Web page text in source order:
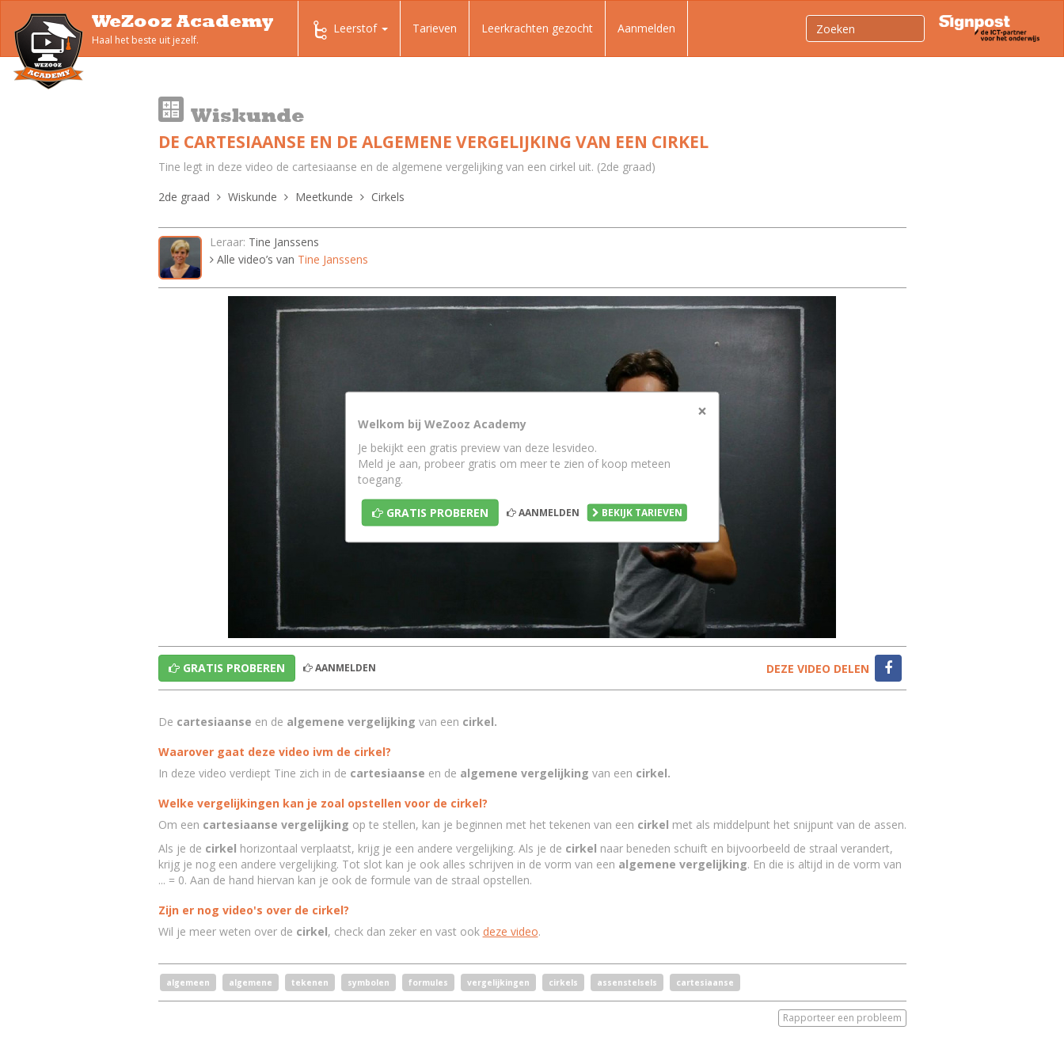
WeZooz Academy
Haal het beste uit jezelf.
Leerstof Tarieven Leerkrachten gezocht Aanmelden
Wiskunde
DE CARTESIAANSE EN DE ALGEMENE VERGELIJKING VAN EEN CIRKEL
Tine legt in deze video de cartesiaanse en de algemene vergelijking van een cirkel uit. (2de graad)
2de graad
Wiskunde Meetkunde Cirkels
Leraar: Tine Janssens
Alle video’s van Tine Janssens
×
Welkom bij WeZooz Academy
Je bekijkt een gratis preview van deze lesvideo.
Meld je aan, probeer gratis om meer te zien of koop meteen
toegang.
GRATIS PROBEREN AANMELDEN BEKIJK TARIEVEN
GRATIS PROBEREN AANMELDEN DEZE VIDEO DELEN
De cartesiaanse en de algemene vergelijking van een cirkel.
Waarover gaat deze video ivm de cirkel?
In deze video verdiept Tine zich in de cartesiaanse en de algemene vergelijking van een cirkel.
Welke vergelijkingen kan je zoal opstellen voor de cirkel?
Om een cartesiaanse vergelijking op te stellen, kan je beginnen met het tekenen van een cirkel met als middelpunt het snijpunt van de assen.
Als je de cirkel horizontaal verplaatst, krijg je een andere vergelijking. Als je de cirkel naar beneden schuift en bijvoorbeeld de straal verandert,
krijg je nog een andere vergelijking. Tot slot kan je ook alles schrijven in de vorm van een algemene vergelijking. En die is altijd in de vorm van
... = 0. Aan de hand hiervan kan je ook de formule van de straal opstellen.
Zijn er nog video's over de cirkel?
Wil je meer weten over de cirkel, check dan zeker en vast ook deze video.
algemeen algemene tekenen symbolen formules vergelijkingen cirkels assenstelsels cartesiaanse
Rapporteer een probleem